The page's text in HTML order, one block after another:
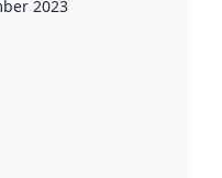
2023